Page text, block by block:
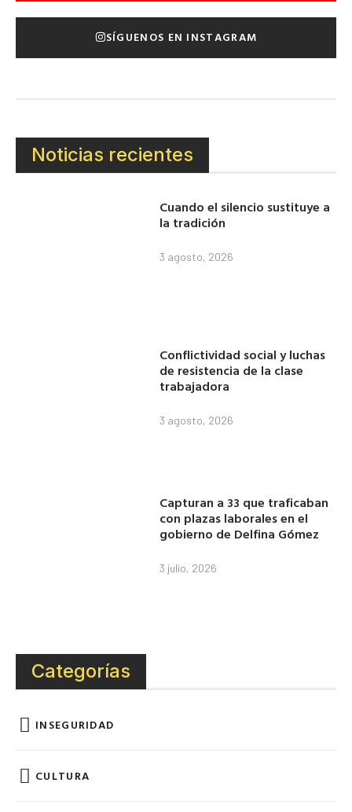
SÍGUENOS EN INSTAGRAM
Noticias recientes
Cuando el silencio sustituye a
la tradición
3 agosto, 2026
Conflictividad social y luchas
de resistencia de la clase
trabajadora
3 agosto, 2026
Capturan a 33 que traficaban
con plazas laborales en el
gobierno de Delfina Gómez
3 julio, 2026
Categorías
INSEGURIDAD
CULTURA